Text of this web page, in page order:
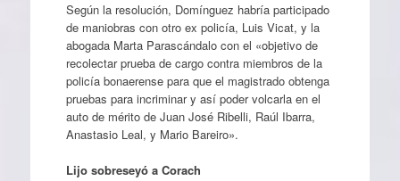
Según la resolución, Domínguez habría participado
de maniobras con otro ex policía, Luis Vicat, y la
abogada Marta Parascándalo con el «objetivo de
recolectar prueba de cargo contra miembros de la
policía bonaerense para que el magistrado obtenga
pruebas para incriminar y así poder volcarla en el
auto de mérito de Juan José Ribelli, Raúl Ibarra,
Anastasio Leal, y Mario Bareiro».
Lijo sobreseyó a Corach